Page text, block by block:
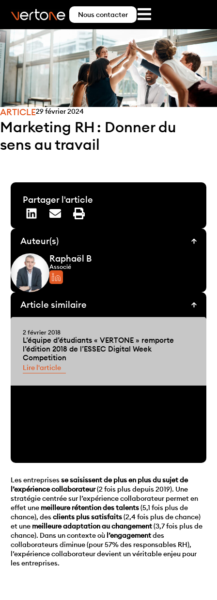
Nous contacter
ARTICLE29 février 2024
Marketing RH : Donner du
sens au travail
Les entreprisesse saisissent de plus en plus du sujet de
l’expérience collaborateur(2 fois plus depuis 2019). Une
stratégie centrée sur l’expérience collaborateur permet en
effet une meilleure rétention des talents(5,1 fois plus de
chance), desclients plus satisfaits(2,4 fois plus de chance)
et une meilleure adaptation au changement(3,7 fois plus de
chance). Dans un contexte où l’engagementdes
collaborateurs diminue (pour 57% des responsables RH),
l’expérience collaborateur devient un véritable enjeu pour
les entreprises.
Partager l'article
Auteur(s)
Raphaël B
Associé
Article similaire
2 février 2018
L’équipe d’étudiants « VERTONE » remporte
l’édition 2018 de l’ESSEC Digital Week
Competition
Lire l'article